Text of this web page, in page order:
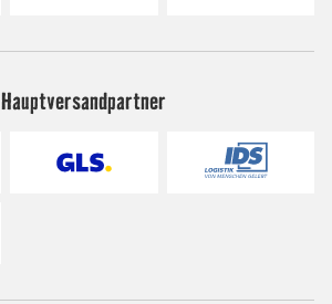
Hauptversandpartner